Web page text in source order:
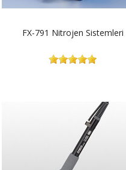
FX-791 Nitrojen Sistemleri